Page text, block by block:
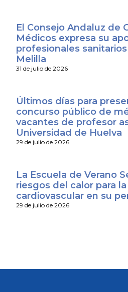
El Consejo Andaluz de
Médicos expresa su
profesionales
Melilla
31 de julio de 2026
Últimos días para
concurso público de
vacantes de profesor
Universidad de Huelva
29 de julio de 2026
La Escuela de Verano
riesgos del calor para la
cardiovascular en su
29 de julio de 2026